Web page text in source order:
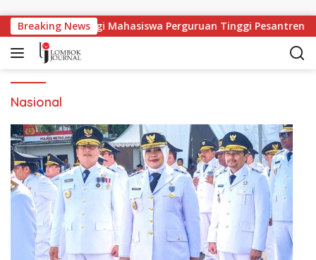
Breaking News
Kerja Bagi Mahasiswa Perguruan Tinggi Pesantren
Nasional